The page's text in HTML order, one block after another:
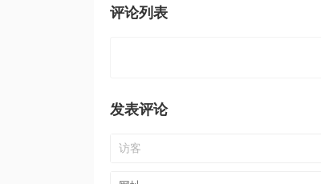
评论列表
发表评论